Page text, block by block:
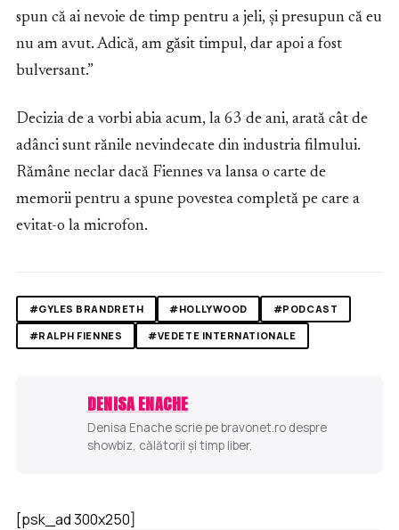
spun că ai nevoie de timp pentru a jeli, și presupun că eu
nu am avut. Adică, am găsit timpul, dar apoi a fost
bulversant.”
Decizia de a vorbi abia acum, la 63 de ani, arată cât de
adânci sunt rănile nevindecate din industria filmului.
Rămâne neclar dacă Fiennes va lansa o carte de
memorii pentru a spune povestea completă pe care a
evitat-o la microfon.
#GYLES BRANDRETH #HOLLYWOOD
#PODCAST
#RALPH FIENNES
#VEDETE INTERNATIONALE
DENISA ENACHE
Denisa Enache scrie pe bravonet.ro despre
showbiz, călătorii și timp liber.
[psk_ad 300x250]